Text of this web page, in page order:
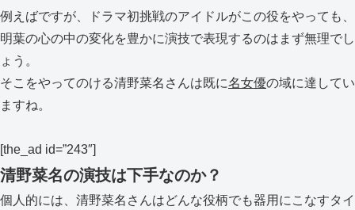
例えばですが、ドラマ初挑戦のアイドルがこの役をやっても、
明葉の心の中の変化を豊かに演技で表現するのはまず無理でし
ょう。
そこをやってのける清野菜名さんは既に名女優の域に達してい
ますね。
[the_ad id=”243″]
清野菜名の演技は下手なのか？
個人的には、清野菜名さんはどんな役柄でも器用にこなすタイ